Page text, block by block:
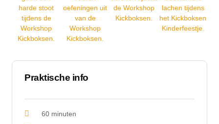
Praktische info
60 minuten